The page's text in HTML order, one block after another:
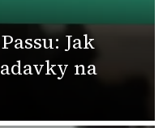
Jak
na